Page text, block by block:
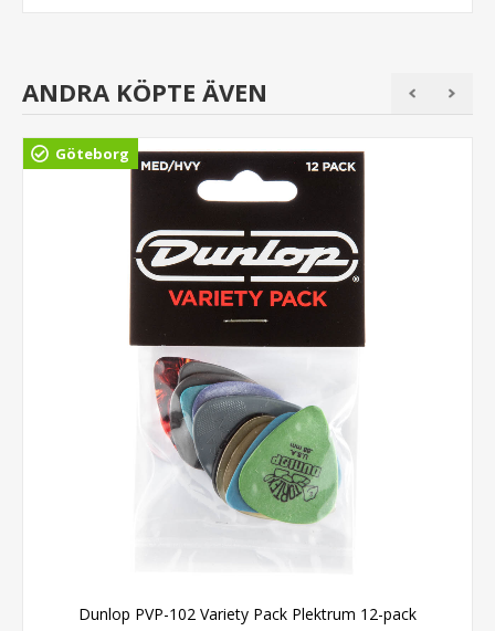
ANDRA KÖPTE ÄVEN
Göteborg
Dunlop PVP-102 Variety Pack Plektrum 12-pack